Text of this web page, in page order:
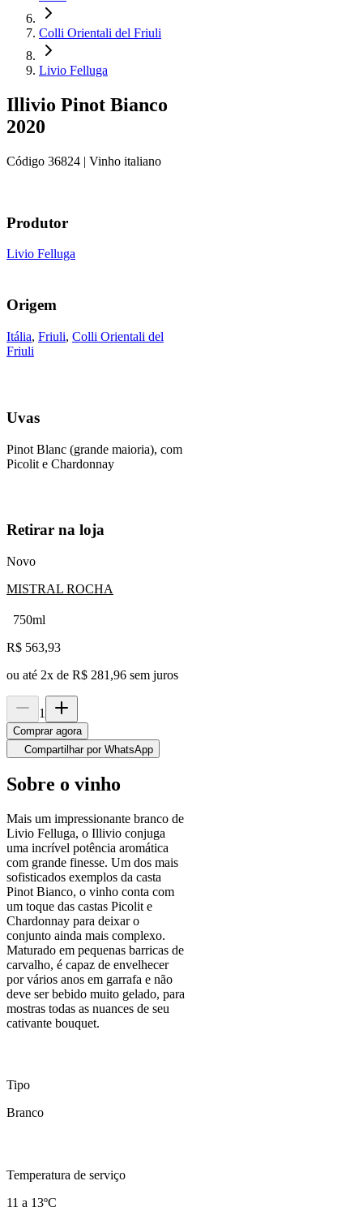
Colli Orientali del Friuli
Livio Felluga
Illivio Pinot Bianco
2020
Código 36824 | Vinho italiano
Produtor
Livio Felluga
Origem
Itália, Friuli, Colli Orientali del
Friuli
Uvas
Pinot Blanc (grande maioria), com
Picolit e Chardonnay
Retirar na loja
Novo
MISTRAL ROCHA
750ml
R$ 563,93
ou até 2x de R$ 281,96 sem juros
1
Comprar agora
Compartilhar por WhatsApp
Sobre o vinho
Mais um impressionante branco de
Livio Felluga, o Illivio conjuga
uma incrível potência aromática
com grande finesse. Um dos mais
sofisticados exemplos da casta
Pinot Bianco, o vinho conta com
um toque das castas Picolit e
Chardonnay para deixar o
conjunto ainda mais complexo.
Maturado em pequenas barricas de
carvalho, é capaz de envelhecer
por vários anos em garrafa e não
deve ser bebido muito gelado, para
mostras todas as nuances de seu
cativante bouquet.
Tipo
Branco
Temperatura de serviço
11 a 13ºC